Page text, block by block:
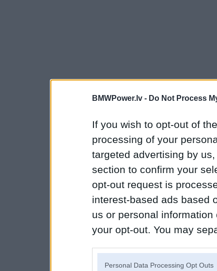
BMWPower.lv - Do Not Process
If you wish to opt-out of
processing of your
targeted advertising by
section to confirm your
opt-out request is
interest-based ads based
us or personal
your opt-out. You may
Personal Data Processing Opt Outs